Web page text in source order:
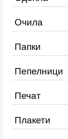
Очила
Папки
Пепелници
Печат
Плакети